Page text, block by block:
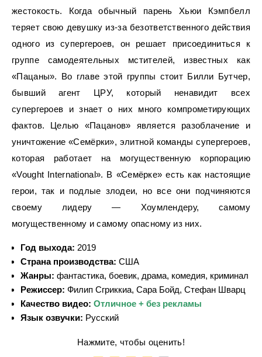
жестокость. Когда обычный парень Хьюи Кэмпбелл
теряет свою девушку из-за безответственного действия
одного из супергероев, он решает присоединиться к
группе самодеятельных мстителей, известных как
«Пацаны». Во главе этой группы стоит Билли Бутчер,
бывший агент ЦРУ, который ненавидит всех
супергероев и знает о них много компрометирующих
фактов. Целью «Пацанов» является разоблачение и
уничтожение «Семёрки», элитной команды супергероев,
которая работает на могущественную корпорацию
«Vought International». В «Семёрке» есть как настоящие
герои, так и подлые злодеи, но все они подчиняются
своему лидеру — Хоумлендеру, самому
могущественному и самому опасному из них.
Год выхода: 2019
Страна производства: США
Жанры: фантастика, боевик, драма, комедия, криминал
Режиссер: Филип Сгриккиа, Сара Бойд, Стефан Шварц
Качество видео: Отличное + без рекламы
Язык озвучки: Русский
Нажмите, чтобы оценить!